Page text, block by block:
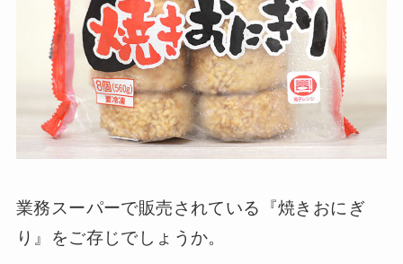
業務スーパーで販売されている『焼きおにぎ
り』をご存じでしょうか。